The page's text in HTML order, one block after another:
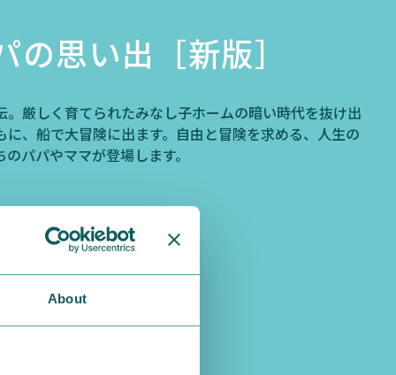
About
の思い出［新版］
厳しく育てられたみなし子ホームの暗い時代を抜け出
、船で大冒険に出ます。自由と冒険を求める、人生の
パパやママが登場します。